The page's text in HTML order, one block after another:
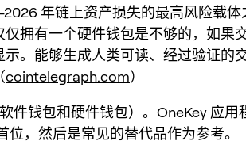
年链上资产损失的最高风险载体
拥有一个硬件钱包是不够的，如果
。能够生成人类可读、经过验证的
cointelegraph.com）
件钱包和硬件钱包）。OneKey 应用
，然后是常见的替代品作为参考。